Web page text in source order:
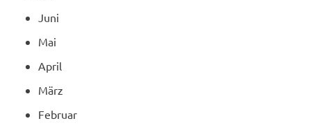
Juni
Mai
April
März
Februar